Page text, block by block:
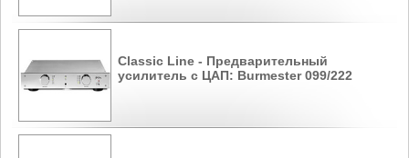
Classic Line - Предварительный
усилитель с ЦАП: Burmester 099/222